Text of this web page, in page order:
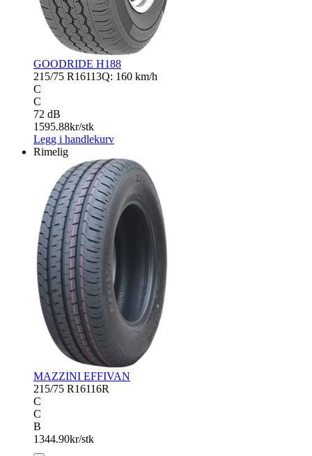
GOODRIDE H188
215/75 R16113Q: 160 km/h
C
C
72 dB
1595.88kr/stk
Legg i handlekurv
Rimelig
MAZZINI EFFIVAN
215/75 R16116R
C
C
B
1344.90kr/stk